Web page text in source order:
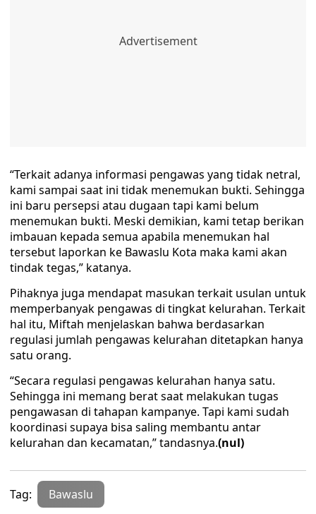
“Terkait adanya informasi pengawas yang tidak netral,
kami sampai saat ini tidak menemukan bukti. Sehingga
ini baru persepsi atau dugaan tapi kami belum
menemukan bukti. Meski demikian, kami tetap berikan
imbauan kepada semua apabila menemukan hal
tersebut laporkan ke Bawaslu Kota maka kami akan
tindak tegas,” katanya.
Pihaknya juga mendapat masukan terkait usulan untuk
memperbanyak pengawas di tingkat kelurahan. Terkait
hal itu, Miftah menjelaskan bahwa berdasarkan
regulasi jumlah pengawas kelurahan ditetapkan hanya
satu orang.
“Secara regulasi pengawas kelurahan hanya satu.
Sehingga ini memang berat saat melakukan tugas
pengawasan di tahapan kampanye. Tapi kami sudah
koordinasi supaya bisa saling membantu antar
kelurahan dan kecamatan,” tandasnya.(nul)
Tag: Bawaslu